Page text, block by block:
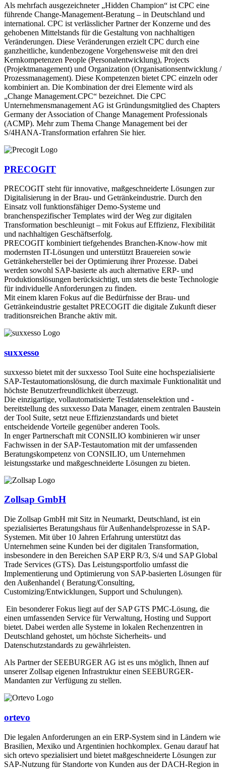
Als mehrfach ausgezeichneter „Hidden Champion“ ist CPC eine
führende Change-Management-Beratung – in Deutschland und
international. CPC ist verlässlicher Partner der Konzerne und des
gehobenen Mittelstands für die Gestaltung von nachhaltigen
Veränderungen. Diese Veränderungen erzielt CPC durch eine
ganzheitliche, kundenbezogene Vorgehensweise mit den drei
Kernkompetenzen People (Personalentwicklung), Projects
(Projektmanagement) und Organization (Organisationsentwicklung /
Prozessmanagement). Diese Kompetenzen bietet CPC einzeln oder
kombiniert an. Die Kombination der drei Elemente wird als
„Change Management.CPC“ bezeichnet. Die CPC
Unternehmensmanagement AG ist Gründungsmitglied des Chapters
Germany der Association of Change Management Professionals
(ACMP). Mehr zum Thema Change Management bei der
S/4HANA-Transformation erfahren Sie hier.
PRECOGIT
PRECOGIT steht für innovative, maßgeschneiderte Lösungen zur
Digitalisierung in der Brau- und Getränkeindustrie. Durch den
Einsatz voll funktionsfähiger Demo-Systeme und
branchenspezifischer Templates wird der Weg zur digitalen
Transformation beschleunigt – mit Fokus auf Effizienz, Flexibilität
und nachhaltigen Geschäftserfolg.
PRECOGIT kombiniert tiefgehendes Branchen-Know-how mit
modernsten IT-Lösungen und unterstützt Brauereien sowie
Getränkehersteller bei der Optimierung ihrer Prozesse. Dabei
werden sowohl SAP-basierte als auch alternative ERP- und
Produktionslösungen berücksichtigt, um stets die beste Technologie
für individuelle Anforderungen zu finden.
Mit einem klaren Fokus auf die Bedürfnisse der Brau- und
Getränkeindustrie gestaltet PRECOGIT die digitale Zukunft dieser
traditionsreichen Branche aktiv mit.
suxxesso
suxxesso bietet mit der suxxesso Tool Suite eine hochspezialisierte
SAP-Testautomationslösung, die durch maximale Funktionalität und
höchste Benutzerfreundlichkeit überzeugt.
Die einzigartige, vollautomatisierte Testdatenselektion und -
bereitstellung des suxxesso Data Manager, einem zentralen Baustein
der Tool Suite, setzt neue Effizienzstandards und bietet
entscheidende Vorteile gegenüber anderen Tools.
In enger Partnerschaft mit CONSILIO kombinieren wir unser
Fachwissen in der SAP-Testautomation mit der umfassenden
Beratungskompetenz von CONSILIO, um Unternehmen
leistungsstarke und maßgeschneiderte Lösungen zu bieten.
Zollsap GmbH
Die Zollsap GmbH mit Sitz in Neumarkt, Deutschland, ist ein
spezialisiertes Beratungshaus für Außenhandelsprozesse in SAP-
Systemen. Mit über 10 Jahren Erfahrung unterstützt das
Unternehmen seine Kunden bei der digitalen Transformation,
insbesondere in den Bereichen SAP ERP R/3, S/4 und SAP Global
Trade Services (GTS). Das Leistungsportfolio umfasst die
Implementierung und Optimierung von SAP-basierten Lösungen für
den Außenhandel ( Beratung/Consulting,
Customizing/Entwicklungen, Support und Schulungen).
Ein besonderer Fokus liegt auf der SAP GTS PMC-Lösung, die
einen umfassenden Service für Verwaltung, Hosting und Support
bietet. Dabei werden alle Systeme in lokalen Rechenzentren in
Deutschland gehostet, um höchste Sicherheits- und
Datenschutzstandards zu gewährleisten.
Als Partner der SEEBURGER AG ist es uns möglich, Ihnen auf
unserer Zollsap eigenen Infrastruktur einen SEEBURGER-
Mandanten zur Verfügung zu stellen.
ortevo
Die legalen Anforderungen an ein ERP-System sind in Ländern wie
Brasilien, Mexiko und Argentinien hochkomplex. Genau darauf hat
sich ortevo spezialisiert und bietet maßgeschneiderte Lösungen zur
SAP-Nutzung für Standorte von Kunden aus der DACH-Region in